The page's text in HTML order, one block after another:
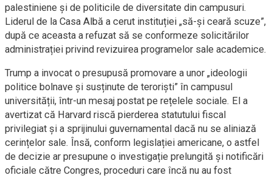
palestiniene și de politicile de diversitate din campusuri.
Liderul de la Casa Albă a cerut instituției „să-și ceară scuze”,
după ce aceasta a refuzat să se conformeze solicitărilor
administrației privind revizuirea programelor sale academice.
Trump a invocat o presupusă promovare a unor „ideologii
politice bolnave și susținute de teroriști” în campusul
universității, într-un mesaj postat pe rețelele sociale. El a
avertizat că Harvard riscă pierderea statutului fiscal
privilegiat și a sprijinului guvernamental dacă nu se aliniază
cerințelor sale. Însă, conform legislației americane, o astfel
de decizie ar presupune o investigație prelungită și notificări
oficiale către Congres, proceduri care încă nu au fost